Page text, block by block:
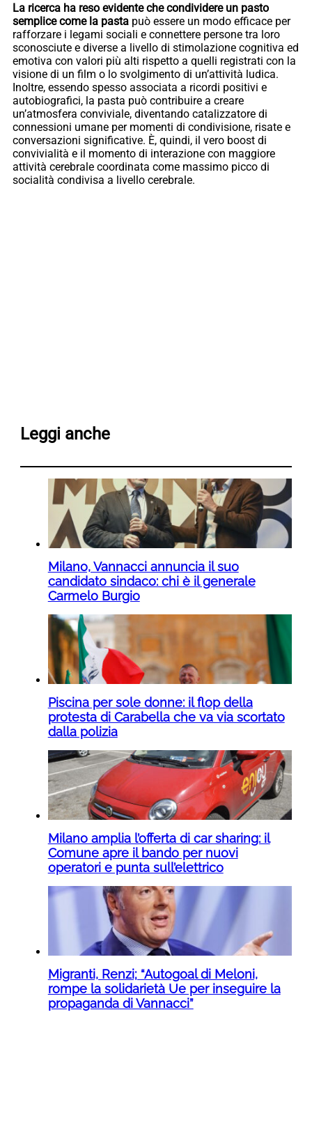
La ricerca ha reso evidente che condividere un pasto
semplice come la pasta può essere un modo efficace per
rafforzare i legami sociali e connettere persone tra loro
sconosciute e diverse a livello di stimolazione cognitiva ed
emotiva con valori più alti rispetto a quelli registrati con la
visione di un film o lo svolgimento di un’attività ludica.
Inoltre, essendo spesso associata a ricordi positivi e
autobiografici, la pasta può contribuire a creare
un’atmosfera conviviale, diventando catalizzatore di
connessioni umane per momenti di condivisione, risate e
conversazioni significative. È, quindi, il vero boost di
convivialità e il momento di interazione con maggiore
attività cerebrale coordinata come massimo picco di
socialità condivisa a livello cerebrale.
Leggi anche
Milano, Vannacci annuncia il suo
candidato sindaco: chi è il generale
Carmelo Burgio
Piscina per sole donne: il flop della
protesta di Carabella che va via scortato
dalla polizia
Milano amplia l’offerta di car sharing: il
Comune apre il bando per nuovi
operatori e punta sull’elettrico
Migranti, Renzi; “Autogoal di Meloni,
rompe la solidarietà Ue per inseguire la
propaganda di Vannacci”